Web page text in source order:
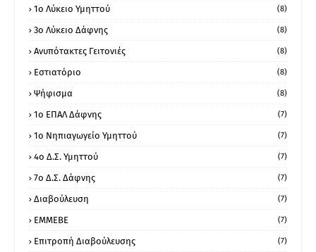
1ο Λύκειο Υμηττού (8)
3ο Λύκειο Δάφνης (8)
Ανυπότακτες Γειτονιές (8)
Εστιατόριο (8)
Ψήφισμα (8)
1ο ΕΠΑΛ Δάφνης (7)
1ο Νηπιαγωγείο Υμηττού (7)
4ο Δ.Σ. Υμηττού (7)
7ο Δ.Σ. Δάφνης (7)
Διαβούλευση (7)
ΕΜΜΕΒΕ (7)
Επιτροπή Διαβούλευσης (7)